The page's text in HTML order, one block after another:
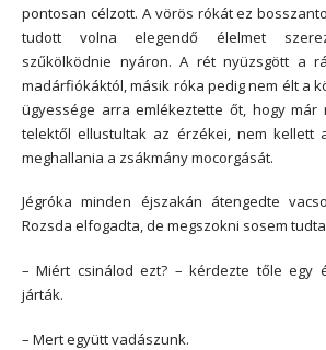
pontosan célzott. A vörös rókát ez
tudott volna elegendő élelmet
szűkölködnie nyáron. A rét nyüzsgött a
madárfiókáktól, másik róka pedig nem élt a
ügyessége arra emlékeztette őt, hogy már
telektől ellustultak az érzékei, nem kellett
meghallania a zsákmány mocorgását.
Jégróka minden éjszakán átengedte
Rozsda elfogadta, de megszokni sosem
– Miért csinálod ezt? – kérdezte tőle egy
járták.
– Mert együtt vadászunk.